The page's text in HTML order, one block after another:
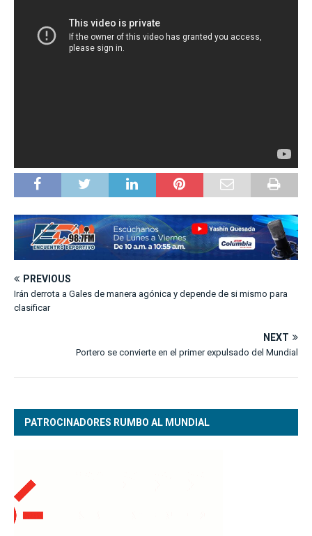
PREVIOUS
Irán derrota a Gales de manera agónica y depende de si mismo para
clasificar
NEXT
Portero se convierte en el primer expulsado del Mundial
PATROCINADORES RUMBO AL MUNDIAL